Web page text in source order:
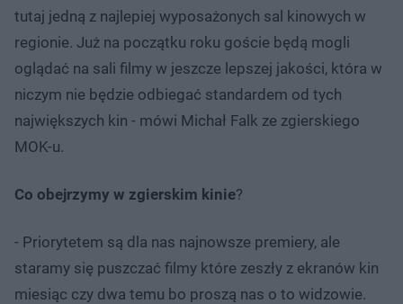
tutaj jedną z najlepiej wyposażonych sal kinowych w
regionie. Już na początku roku goście będą mogli
oglądać na sali filmy w jeszcze lepszej jakości, która w
niczym nie będzie odbiegać standardem od tych
największych kin - mówi Michał Falk ze zgierskiego
MOK-u.
Co obejrzymy w zgierskim kinie?
- Priorytetem są dla nas najnowsze premiery, ale
staramy się puszczać filmy które zeszły z ekranów kin
miesiąc czy dwa temu bo proszą nas o to widzowie.